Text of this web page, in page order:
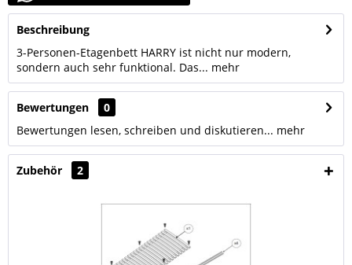
Beschreibung
3-Personen-Etagenbett HARRY ist nicht nur modern,
sondern auch sehr funktional. Das... mehr
Bewertungen
0
Bewertungen lesen, schreiben und diskutieren... mehr
Zubehör 2